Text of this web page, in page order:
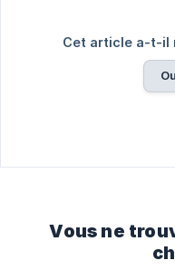
Cet article a-t-il
Vous ne